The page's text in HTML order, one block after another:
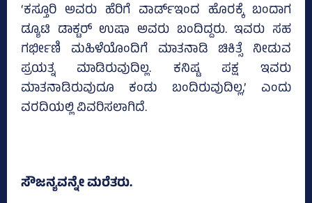
‘ಕಸ್ತೂರಿ ಅವರು ಹೆರಿಗೆ ವಾರ್ಡ್‌ಇಂದ ಹೊರಕ್ಕೆ ಬಂದಾಗ
ಡ್ಯೂಟಿ ಡಾಕ್ಟರ್‌ ಉಷಾ ಅವರು ಬಂದಿದ್ದರು. ಇವರು ಸಹ
ಗರ್ಭೀಣಿ ಮಹಿಳೆಯೊಂದಿಗೆ ಮಾತನಾಡಿ ಚಿಕಿತ್ಸೆ ನೀಡುವ
ಪ್ರಯತ್ನ ಮಾಡಿರುವುದಿಲ್ಲ. ಕನಿಷ್ಟ ಪಕ್ಷ ಇವರು
ಮಾತನಾಡಿರುವುದೂ ಕಂಡು ಬಂದಿರುವುದಿಲ್ಲ,’ ಎಂದು
ವರದಿಯಲ್ಲಿ ವಿವರಿಸಲಾಗಿದೆ.
ಸೌಜನ್ಯವನ್ನೇ ಮರೆತರು.